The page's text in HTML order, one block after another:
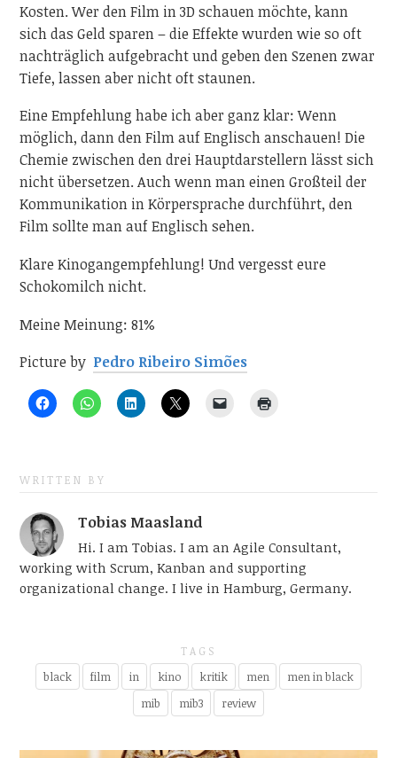
Kosten. Wer den Film in 3D schauen möchte, kann
sich das Geld sparen – die Effekte wurden wie so oft
nachträglich aufgebracht und geben den Szenen zwar
Tiefe, lassen aber nicht oft staunen.
Eine Empfehlung habe ich aber ganz klar: Wenn
möglich, dann den Film auf Englisch anschauen! Die
Chemie zwischen den drei Hauptdarstellern lässt sich
nicht übersetzen. Auch wenn man einen Großteil der
Kommunikation in Körpersprache durchführt, den
Film sollte man auf Englisch sehen.
Klare Kinogangempfehlung! Und vergesst eure
Schokomilch nicht.
Meine Meinung: 81%
Picture by Pedro Ribeiro Simões
WRITTEN BY
Tobias Maasland
Hi. I am Tobias. I am an Agile Consultant,
working with Scrum, Kanban and supporting
organizational change. I live in Hamburg, Germany.
TAGS
black film in kino kritik men
men in black
mib
mib3 review